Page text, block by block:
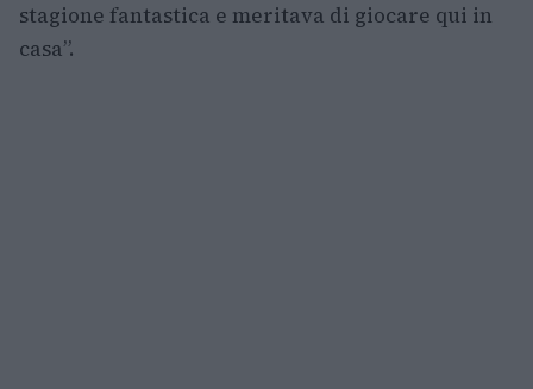
stagione fantastica e meritava di giocare qui in
casa”.